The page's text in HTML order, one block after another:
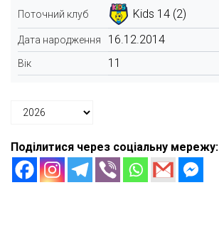
Поточний клуб Kids 14 (2)
Дата народження 16.12.2014
Вік 11
Поділитися через соціальну мережу: